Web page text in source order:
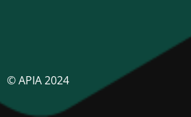
© APIA 2024